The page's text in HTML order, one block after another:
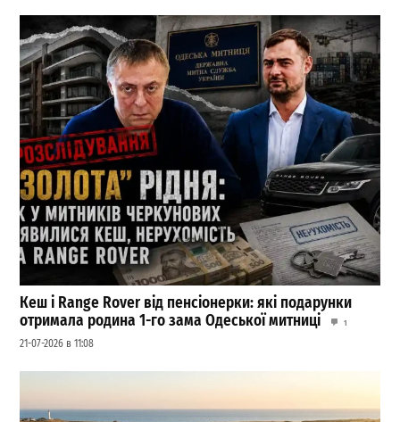
Кеш і Range Rover від пенсіонерки: які подарунки
отримала родина 1-го зама Одеської митниці
1
21-07-2026 в 11:08